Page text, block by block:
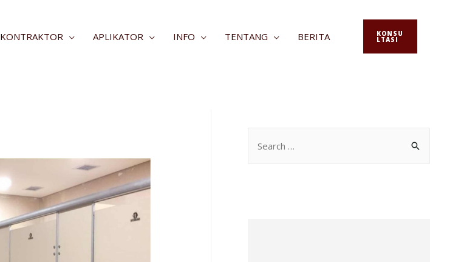
KONTRAKTOR APLIKATOR INFO TENTANG BERITA KONSU
LTASI